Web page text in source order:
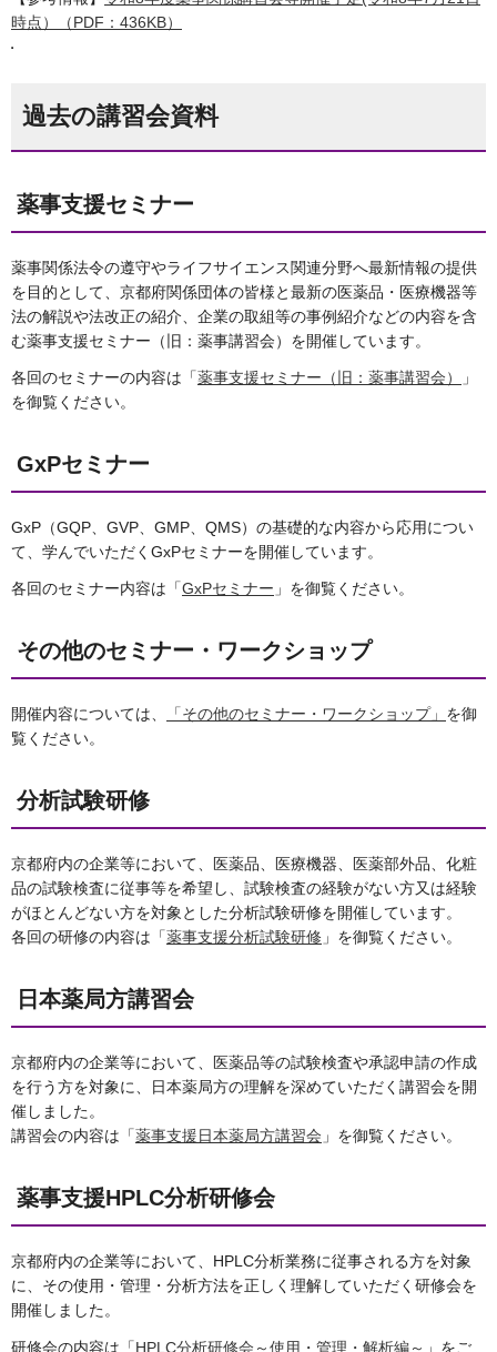
時点）（PDF：436KB）
過去の講習会資料
薬事支援セミナー
薬事関係法令の遵守やライフサイエンス関連分野へ最新情報の提供
を目的として、京都府関係団体の皆様と最新の医薬品・医療機器等
法の解説や法改正の紹介、企業の取組等の事例紹介などの内容を含
む薬事支援セミナー（旧：薬事講習会）を開催しています。
各回のセミナーの内容は「薬事支援セミナー（旧：薬事講習会）
」
を御覧ください。
GxPセミナー
GxP（GQP、GVP、GMP、QMS）の基礎的な内容から応用につい
て、学んでいただくGxPセミナーを開催しています。
各回のセミナー内容は「GxPセミナー 」を御覧ください。
その他のセミナー・ワークショップ
開催内容については、 「その他のセミナー・ワークショップ」 を御
覧ください。
分析試験研修
京都府内の企業等において、医薬品、医療機器、医薬部外品、化粧
品の試験検査に従事等を希望し、試験検査の経験がない方又は経験
がほとんどない方を対象とした分析試験研修を開催しています。
各回の研修の内容は「薬事支援分析試験研修 」を御覧ください。
日本薬局方講習会
京都府内の企業等において、医薬品等の試験検査や承認申請の作成
を行う方を対象に、日本薬局方の理解を深めていただく講習会を開
催しました。
講習会の内容は「薬事支援日本薬局方講習会 」を御覧ください。
薬事支援HPLC分析研修会
京都府内の企業等において、HPLC分析業務に従事される方を対象
に、その使用・管理・分析方法を正しく理解していただく研修会を
開催しました。
研修会の内容は「HPLC分析研修会～使用・管理・解析編～ 」をご